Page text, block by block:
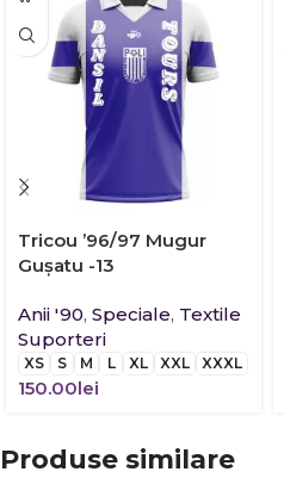
Tricou ’96/97 Mugur
Guşatu -13
Anii '90, Speciale, Textile
Suporteri
XS S M L XL XXL XXXL
150.00lei
Produse similare